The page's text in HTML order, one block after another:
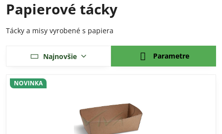
Papierové tácky
Tácky a misy vyrobené s papiera
Najnovšie Parametre
NOVINKA